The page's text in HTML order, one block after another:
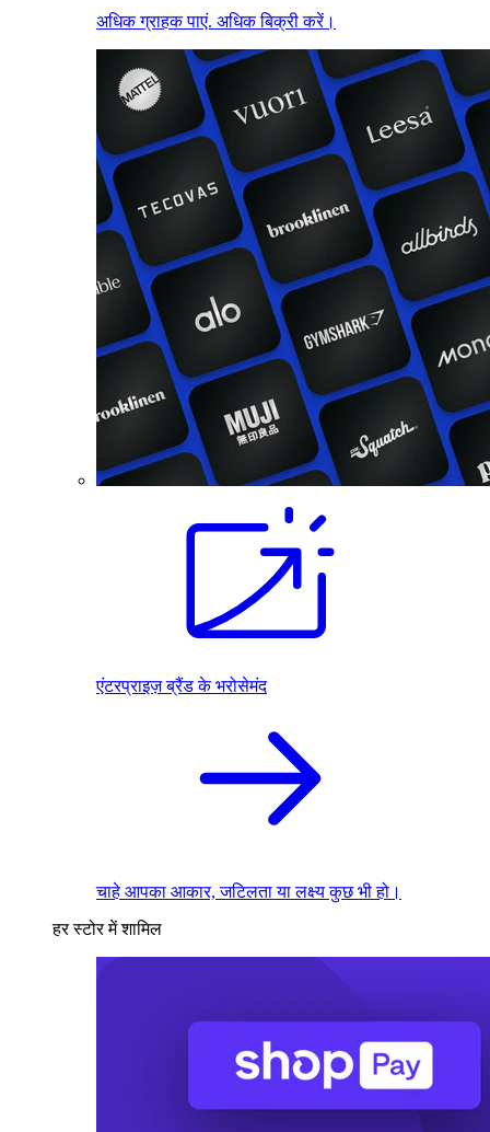
अधिक ग्राहक पाएं. अधिक बिक्री करें।
एंटरप्राइज़ ब्रैंड के भरोसेमंद
चाहे आपका आकार, जटिलता या लक्ष्य कुछ भी हो।
हर स्टोर में शामिल